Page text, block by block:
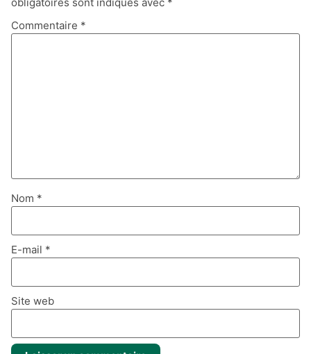
Commentaire *
Nom *
E-mail *
Site web